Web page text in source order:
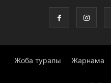
Жоба туралы Жарнама